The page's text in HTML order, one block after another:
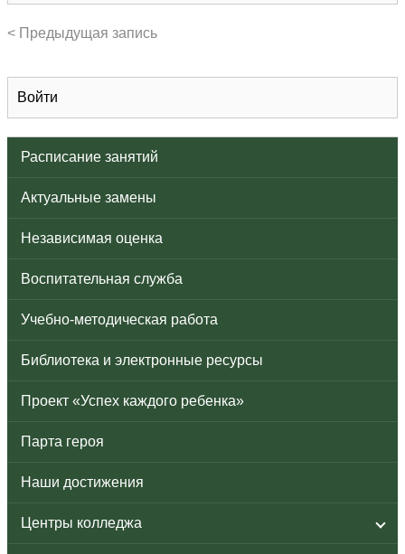
Войти
Расписание занятий
Актуальные замены
Независимая оценка
Воспитательная служба
Учебно-методическая работа
Библиотека и электронные ресурсы
Проект «Успех каждого ребенка»
Парта героя
Наши достижения
Центры колледжа
< Предыдущая запись